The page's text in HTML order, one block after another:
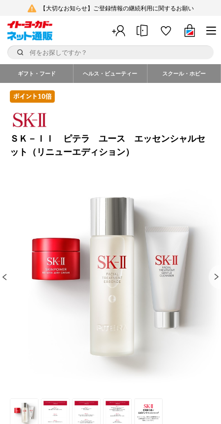
【大切なお知らせ】ご登録情報の継続利用に関するお願い
ギフト・フード ヘルス・ビューティー スクール・ホビー
ＳＫ－ＩＩ ピテラ ユース エッセンシャルセ
ット（リニューエディション）